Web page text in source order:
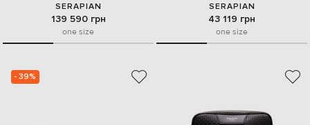
SERAPIAN
139 590 грн
one size
SERAPIAN
43 119 грн
one size
- 39%